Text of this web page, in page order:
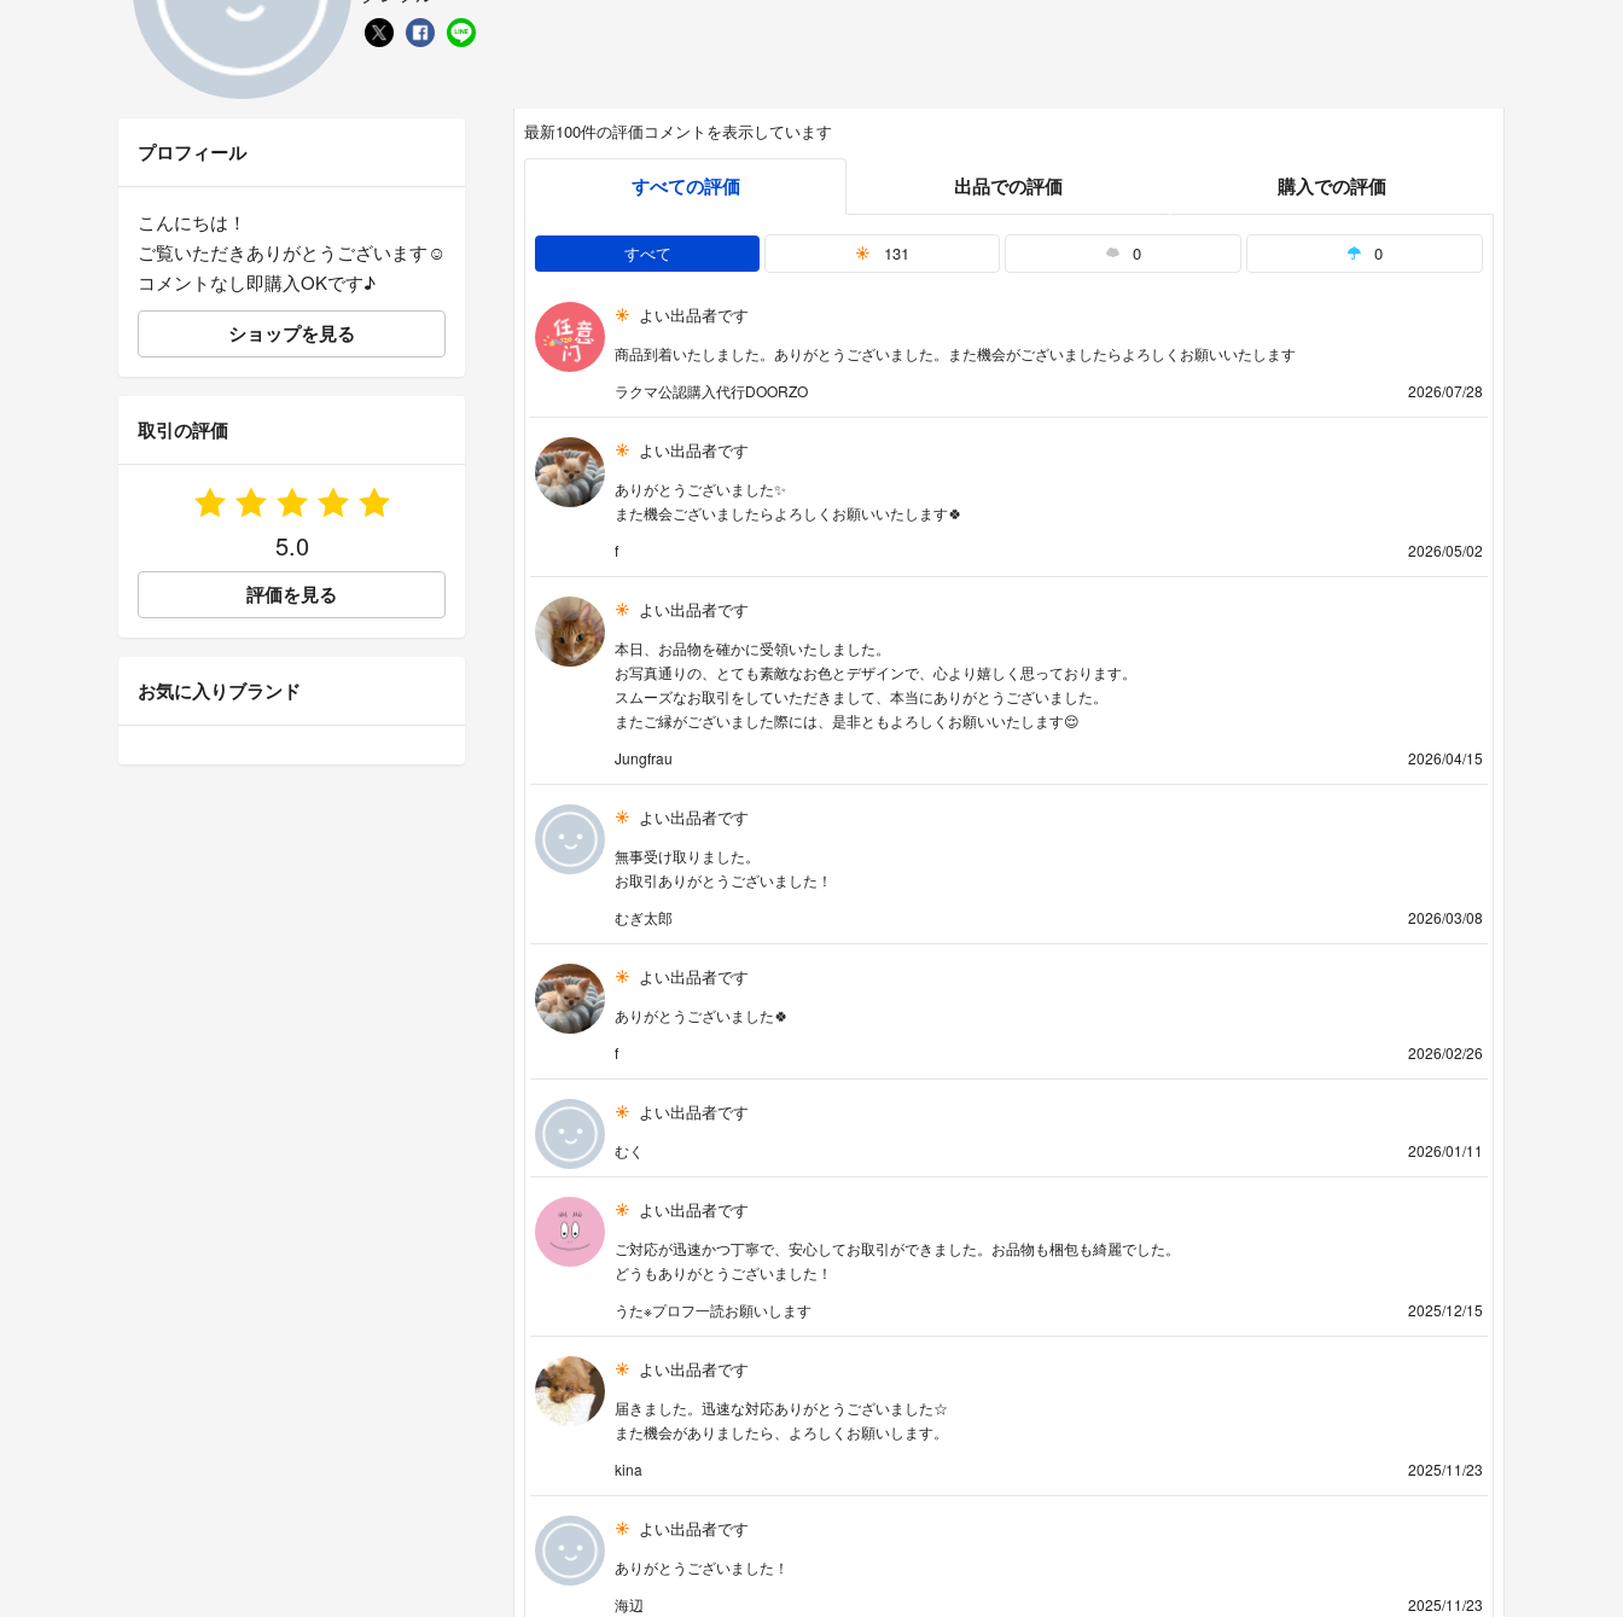
最新100件の評価コメントを表示しています
すべての評価 出品での評価 購入での評価
すべて 131 0 0
よい出品者です
商品到着いたしました。ありがとうございました。また機会がございましたらよろしくお願いいたします
ラクマ公認購入代行DOORZO
2026/07/28
よい出品者です
ありがとうございました✨
また機会ございましたらよろしくお願いいたします🍀
f
2026/05/02
よい出品者です
本日、お品物を確かに受領いたしました。
お写真通りの、とても素敵なお色とデザインで、心より嬉しく思っております。
スムーズなお取引をしていただきまして、本当にありがとうございました。
またご縁がございました際には、是非ともよろしくお願いいたします😌
Jungfrau
2026/04/15
よい出品者です
無事受け取りました。
お取引ありがとうございました！
むぎ太郎
2026/03/08
よい出品者です
ありがとうございました🍀
f
2026/02/26
よい出品者です
むく 2026/01/11
よい出品者です
ご対応が迅速かつ丁寧で、安心してお取引ができました。お品物も梱包も綺麗でした。
どうもありがとうございました！
うた※プロフ一読お願いします
2025/12/15
よい出品者です
届きました。迅速な対応ありがとうございました☆
また機会がありましたら、よろしくお願いします。
kina
2025/11/23
よい出品者です
ありがとうございました！
海辺
2025/11/23
プロフィール
こんにちは！
ご覧いただきありがとうございます☺️
コメントなし即購入OKです♪
ショップを見る
取引の評価
5.0
評価を見る
お気に入りブランド